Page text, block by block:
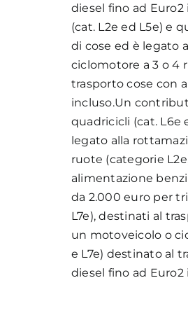
diesel fino ad
(cat. L2e ed L5e) e
di cose ed è legato
ciclomotore a 3 o 4
trasporto cose con
incluso.Un
quadricicli (cat. L6e
legato alla
ruote (categorie
alimentazione
da 2.000 euro per
L7e), destinati al
un motoveicolo o
e L7e) destinato al
diesel fino ad Euro2